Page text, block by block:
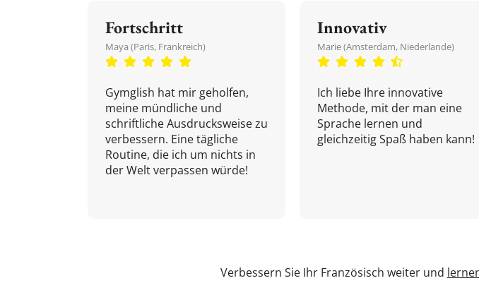
Fortschritt
Maya (Paris, Frankreich)
Gymglish hat mir geholfen,
meine mündliche und
schriftliche Ausdrucksweise zu
verbessern. Eine tägliche
Routine, die ich um nichts in
der Welt verpassen würde!
Innovativ
Marie (Amsterdam, Niederlande)
Ich liebe Ihre innovative
Methode, mit der man eine
Sprache lernen und
gleichzeitig Spaß haben kann!
Verbessern Sie Ihr Französisch weiter und